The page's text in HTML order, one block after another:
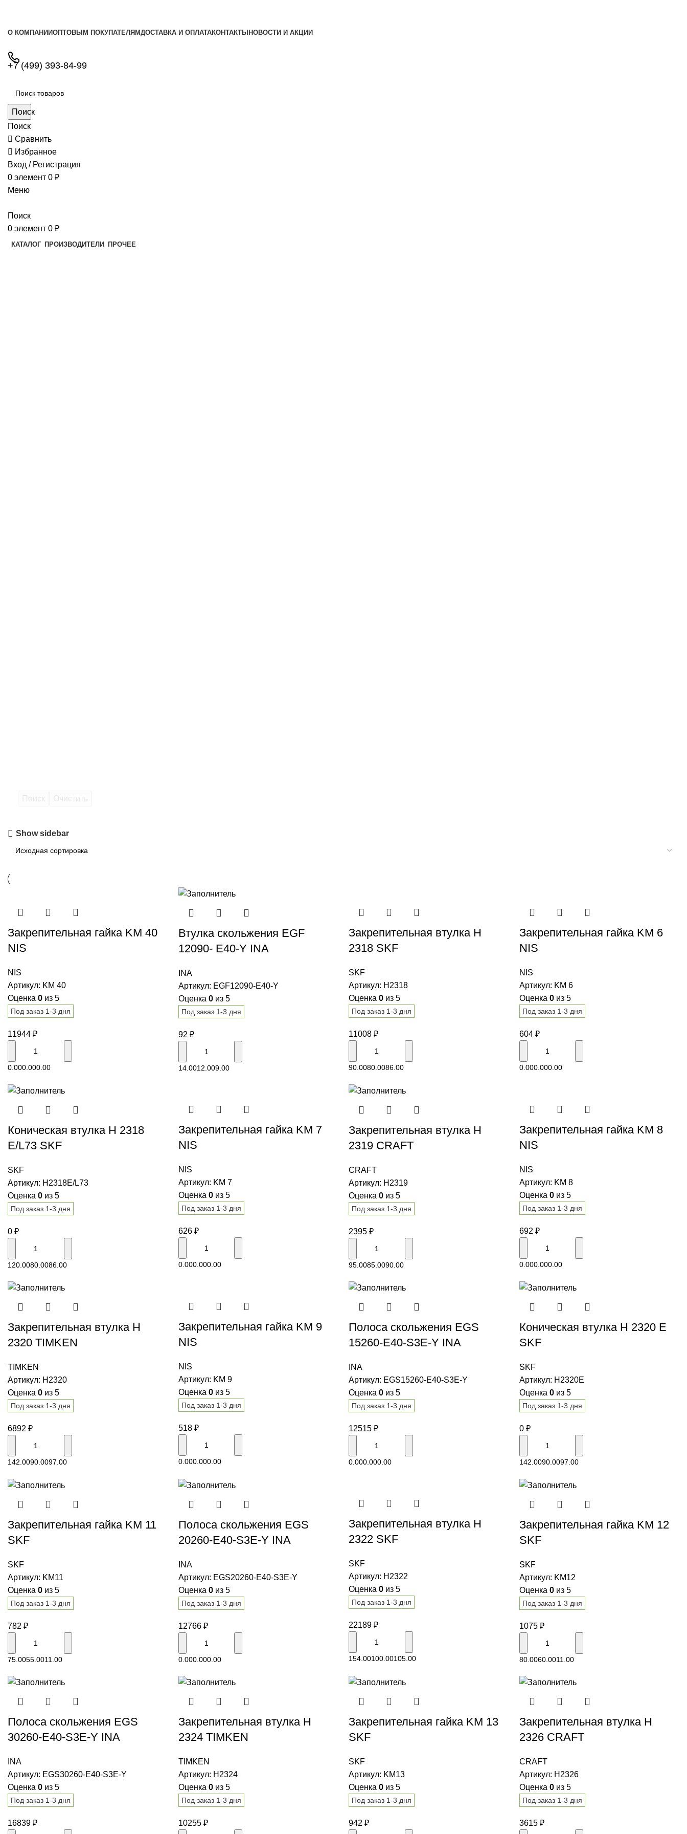
О КОМПАНИИОПТОВЫМ ПОКУПАТЕЛЯМДОСТАВКА И ОПЛАТАКОНТАКТЫ НОВОСТИ И АКЦИИ
+7 (499) 393-84-99
Поиск
Поиск
Сравнить
Избранное
Вход / Регистрация
0 элемент 0 ₽
Меню
Поиск
0 элемент 0 ₽
КАТАЛОГ ПРОИЗВОДИТЕЛИ ПРОЧЕЕ
Show sidebar
Закрепительная гайка KM 40
NIS
NIS
Артикул: KM 40
Оценка 0 из 5
Под заказ 1-3 дня
11944 ₽
0.000.000.00
Втулка скольжения EGF
12090- E40-Y INA
INA
Артикул: EGF12090-E40-Y
Оценка 0из 5
Под заказ 1-3 дня
92 ₽
14.0012.009.00
Закрепительная втулка H
2318 SKF
SKF
Артикул: H2318
Оценка 0 из 5
Под заказ 1-3 дня
11008 ₽
90.0080.0086.00
Закрепительная гайка KM 6
NIS
NIS
Артикул: KM 6
Оценка 0из 5
Под заказ 1-3 дня
604 ₽
0.000.000.00
Коническая втулка H 2318
E/L73 SKF
SKF
Артикул: H2318E/L73
Оценка 0 из 5
Под заказ 1-3 дня
0 ₽
120.0080.0086.00
Закрепительная гайка KM 7
NIS
NIS
Артикул: KM 7
Оценка 0из 5
Под заказ 1-3 дня
626 ₽
0.000.000.00
Закрепительная втулка H
2319 CRAFT
CRAFT
Артикул: H2319
Оценка 0 из 5
Под заказ 1-3 дня
2395 ₽
95.0085.0090.00
Закрепительная гайка KM 8
NIS
NIS
Артикул: KM 8
Оценка 0из 5
Под заказ 1-3 дня
692 ₽
0.000.000.00
Закрепительная втулка H
2320 TIMKEN
TIMKEN
Артикул: H2320
Оценка 0 из 5
Под заказ 1-3 дня
6892 ₽
142.0090.0097.00
Закрепительная гайка KM 9
NIS
NIS
Артикул: KM 9
Оценка 0из 5
Под заказ 1-3 дня
518 ₽
0.000.000.00
Полоса скольжения EGS
15260-E40-S3E-Y INA
INA
Артикул: EGS15260-E40-S3E-Y
Оценка 0 из 5
Под заказ 1-3 дня
12515 ₽
0.000.000.00
Коническая втулка H 2320 E
SKF
SKF
Артикул: H2320E
Оценка 0из 5
Под заказ 1-3 дня
0 ₽
142.0090.0097.00
Закрепительная гайка KM 11
SKF
SKF
Артикул: KM11
Оценка 0 из 5
Под заказ 1-3 дня
782 ₽
75.0055.0011.00
Полоса скольжения EGS
20260-E40-S3E-Y INA
INA
Артикул: EGS20260-E40-S3E-Y
Оценка 0из 5
Под заказ 1-3 дня
12766 ₽
0.000.000.00
Закрепительная втулка H
2322 SKF
SKF
Артикул: H2322
Оценка 0 из 5
Под заказ 1-3 дня
22189 ₽
154.00100.00105.00
Закрепительная гайка KM 12
SKF
SKF
Артикул: KM12
Оценка 0из 5
Под заказ 1-3 дня
1075 ₽
80.0060.0011.00
Полоса скольжения EGS
30260-E40-S3E-Y INA
INA
Артикул: EGS30260-E40-S3E-Y
Оценка 0 из 5
Под заказ 1-3 дня
16839 ₽
Закрепительная втулка H
2324 TIMKEN
TIMKEN
Артикул: H2324
Оценка 0из 5
Под заказ 1-3 дня
10255 ₽
Закрепительная гайка KM 13
SKF
SKF
Артикул: KM13
Оценка 0 из 5
Под заказ 1-3 дня
942 ₽
Закрепительная втулка H
2326 CRAFT
CRAFT
Артикул: H2326
Оценка 0из 5
Под заказ 1-3 дня
3615 ₽